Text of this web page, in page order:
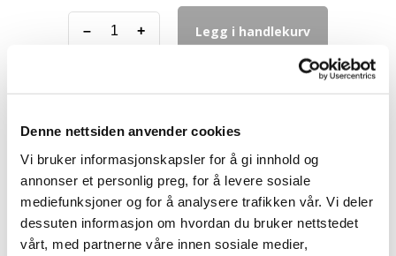
Denne nettsiden anvender cookies
Vi bruker informasjonskapsler for å gi innhold og
annonser et personlig preg, for å levere sosiale
mediefunksjoner og for å analysere trafikken vår. Vi deler
dessuten informasjon om hvordan du bruker nettstedet
vårt, med partnerne våre innen sosiale medier,
– + Legg i handlekurv
FAQ – Lystette rullegardiner
Blokkerer lystette rullegardiner alt lys?